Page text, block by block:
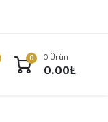
0 0 Ürün
0,00₺